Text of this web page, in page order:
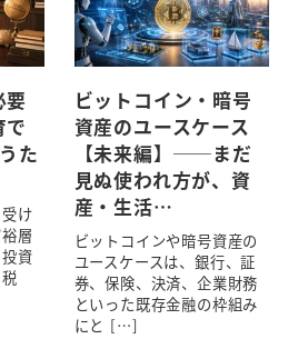
要
で
た
け
層
資
ビットコイン・暗号
資産のユースケース
【未来編】──まだ
見ぬ使われ方が、資
産・生活…
ビットコインや暗号資産の
ユースケースは、銀行、証
券、保険、決済、企業財務
といった既存金融の枠組み
にと […]